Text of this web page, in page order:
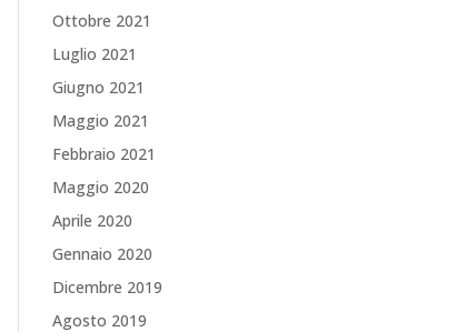
Ottobre 2021
Luglio 2021
Giugno 2021
Maggio 2021
Febbraio 2021
Maggio 2020
Aprile 2020
Gennaio 2020
Dicembre 2019
Agosto 2019